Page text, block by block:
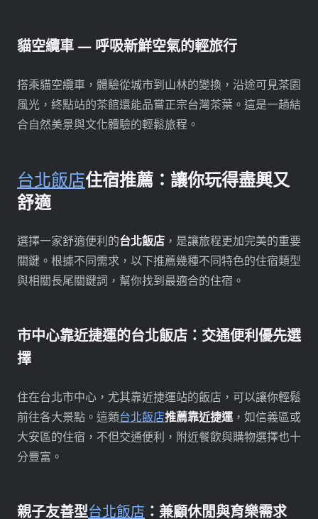
貓空纜車 — 呼吸新鮮空氣的輕旅行
搭乘貓空纜車，體驗從城市到山林的變換，沿途可見茶園
風光，終點站的茶館還能品嘗正宗台灣茶葉。這是一趟結
合自然美景與文化體驗的輕鬆旅程。
台北飯店住宿推薦：讓你玩得盡興又
舒適
選擇一家舒適便利的台北飯店 ，是讓旅程更加完美的重要
關鍵。根據不同需求，以下推薦幾種不同特色的住宿類型
與相關長尾關鍵詞，幫你找到最適合的住宿。
市中心靠近捷運的台北飯店：交通便利優先選
擇
住在台北市中心，尤其靠近捷運站的飯店，可以讓你輕鬆
前往各大景點。這類台北飯店推薦靠近捷運，如信義區或
大安區的住宿，不但交通便利，附近餐飲與購物選擇也十
分豐富。
親子友善型台北飯店 ：兼顧休閒與育樂需求